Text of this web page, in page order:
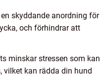
skyddande anordning för
och förhindrar att
minskar stressen som kan
vilket kan rädda din hund